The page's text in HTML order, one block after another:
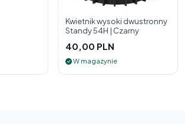
Kwietnik wysoki dwustronny
Standy 54H | Czarny
40,00 PLN
W magazynie